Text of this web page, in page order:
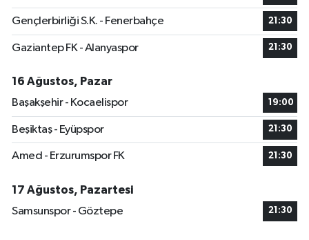
Gençlerbirliği S.K. - Fenerbahçe 21:30
Gaziantep FK - Alanyaspor 21:30
16 Ağustos, Pazar
Başakşehir - Kocaelispor
19:00
Beşiktaş - Eyüpspor 21:30
Amed - Erzurumspor FK 21:30
17 Ağustos, Pazartesi
Samsunspor - Göztepe
21:30